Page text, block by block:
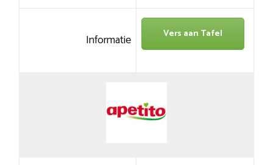
Informatie Vers aan Tafel